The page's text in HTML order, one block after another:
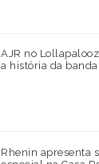
AJR no
a história da banda!
Rhenin apresenta